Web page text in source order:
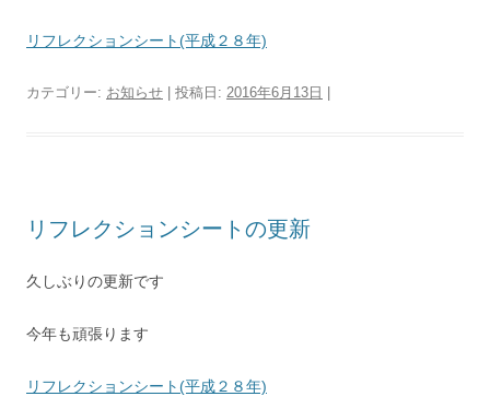
リフレクションシート(平成２８年)
カテゴリー: お知らせ | 投稿日: 2016年6月13日
リフレクションシートの更新
久しぶりの更新です
今年も頑張ります
リフレクションシート(平成２８年)